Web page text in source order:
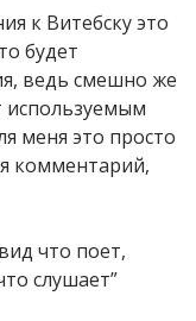
к Витебску это
будет
ведь смешно же
используемым
меня это просто
комментарий,
что поет,
слушает”